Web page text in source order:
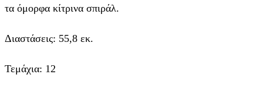
τα όμορφα κίτρινα σπιράλ.
Διαστάσεις: 55,8 εκ.
Τεμάχια: 12